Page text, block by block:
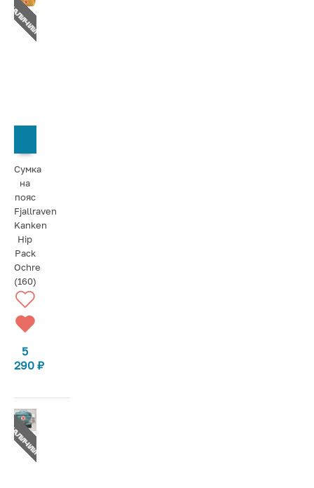
Сумка
на
пояс
Fjallraven
Kanken
Hip
Pack
Ochre
(160)
5
290 ₽